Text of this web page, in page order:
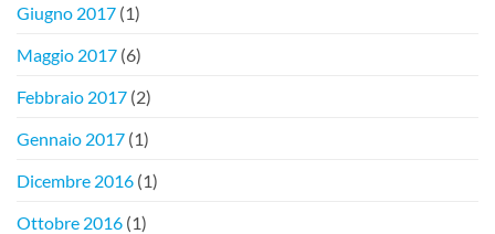
Giugno 2017 (1)
Maggio 2017 (6)
Febbraio 2017 (2)
Gennaio 2017 (1)
Dicembre 2016 (1)
Ottobre 2016 (1)